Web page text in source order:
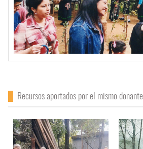
Recursos aportados por el mismo donante